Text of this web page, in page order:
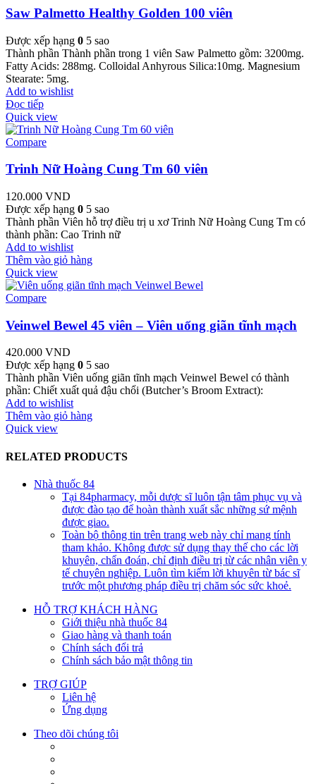
Saw Palmetto Healthy Golden 100 viên
Được xếp hạng 0 5 sao
Thành phần Thành phần trong 1 viên Saw Palmetto gồm: 3200mg.
Fatty Acids: 288mg. Colloidal Anhyrous Silica:10mg. Magnesium
Stearate: 5mg.
Add to wishlist
Đọc tiếp
Quick view
Compare
Trinh Nữ Hoàng Cung Tm 60 viên
120.000 VND
Được xếp hạng 0 5 sao
Thành phần Viên hỗ trợ điều trị u xơ Trinh Nữ Hoàng Cung Tm có
thành phần: Cao Trinh nữ
Add to wishlist
Thêm vào giỏ hàng
Quick view
Compare
Veinwel Bewel 45 viên – Viên uống giãn tĩnh mạch
420.000 VND
Được xếp hạng 0 5 sao
Thành phần Viên uống giãn tĩnh mạch Veinwel Bewel có thành
phần: Chiết xuất quả đậu chổi (Butcher’s Broom Extract):
Add to wishlist
Thêm vào giỏ hàng
Quick view
RELATED PRODUCTS
Nhà thuốc 84
Tại 84pharmacy, mỗi dược sĩ luôn tận tâm phục vụ và
được đào tạo để hoàn thành xuất sắc những sứ mệnh
được giao.
Toàn bộ thông tin trên trang web này chỉ mang tính
tham khảo. Không được sử dụng thay thế cho các lời
khuyên, chẩn đoán, chỉ định điều trị từ các nhân viên y
tế chuyên nghiệp. Luôn tìm kiếm lời khuyên từ bác sĩ
trước một phương pháp điều trị chăm sóc sức khoẻ.
HỖ TRỢ KHÁCH HÀNG
Giới thiệu nhà thuốc 84
Giao hàng và thanh toán
Chính sách đổi trả
Chính sách bảo mật thông tin
TRỢ GIÚP
Liên hệ
Ứng dụng
Theo dõi chúng tôi